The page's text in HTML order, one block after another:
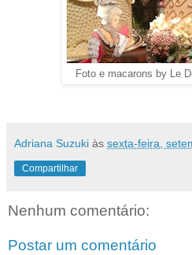
Foto e macarons by Le
Adriana Suzuki às sexta-feira,
Compartilhar
Nenhum comentário:
Postar um comentário